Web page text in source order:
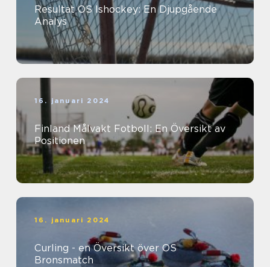
Resultat OS Ishockey: En Djupgående
Analys
16. januari 2024
Finland Målvakt Fotboll: En Översikt av
Positionen
16. januari 2024
Curling - en Översikt över OS
Bronsmatch